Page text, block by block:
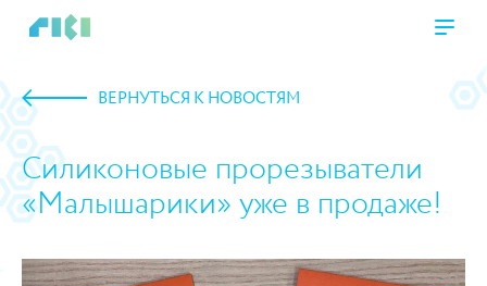
ВЕРНУТЬСЯ К НОВОСТЯМ
Силиконовые прорезыватели
«Малышарики» уже в продаже!
https://www.high-endrolex.com/45